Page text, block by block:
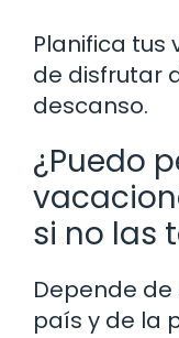
Planifica tus
de disfrutar
descanso.
¿Puedo
si no las
Depende
país y de la